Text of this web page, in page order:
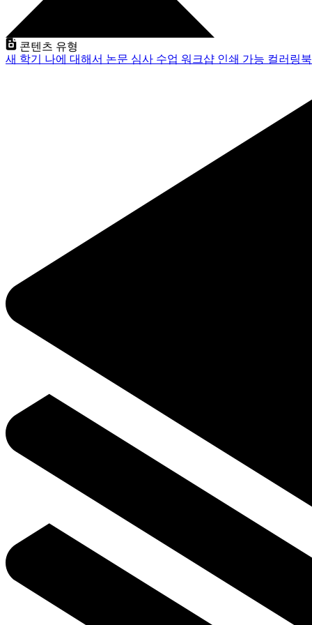
콘텐츠 유형
새 학기 나에 대해서 논문 심사 수업 워크샵 인쇄 가능 컬러링북